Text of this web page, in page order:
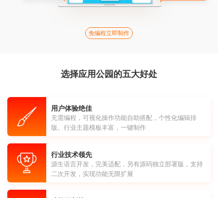
免编程立即制作
选择应用公园的五大好处
用户体验绝佳
无需编程，可视化操作功能自助搭配，个性化编辑排
版。行业主题模板丰富，一键制作
行业技术领先
源生语言开发，完美适配，另有源码独立部署版，支持
二次开发，实现功能无限扩展